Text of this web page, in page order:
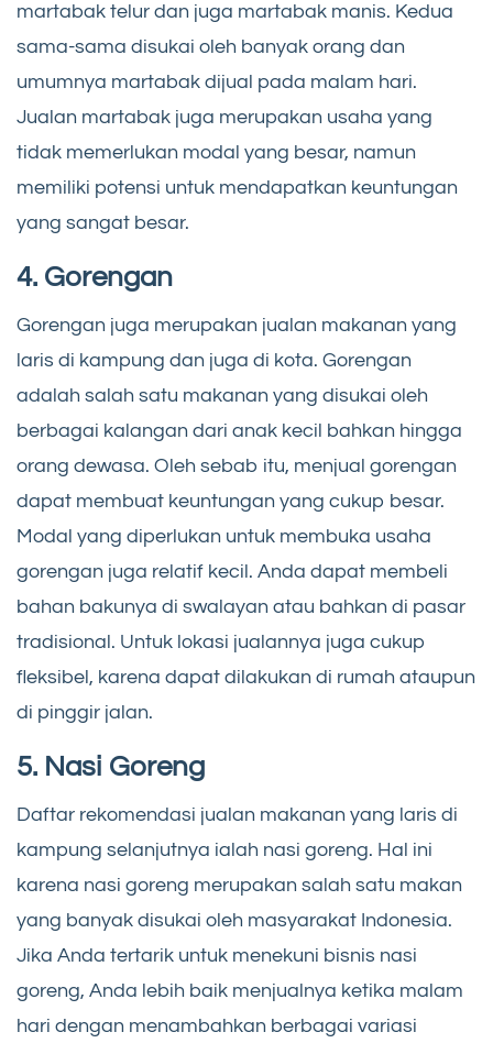
martabak telur dan juga martabak manis. Kedua
sama-sama disukai oleh banyak orang dan
umumnya martabak dijual pada malam hari.
Jualan martabak juga merupakan usaha yang
tidak memerlukan modal yang besar, namun
memiliki potensi untuk mendapatkan keuntungan
yang sangat besar.
4. Gorengan
Gorengan juga merupakan jualan makanan yang
laris di kampung dan juga di kota. Gorengan
adalah salah satu makanan yang disukai oleh
berbagai kalangan dari anak kecil bahkan hingga
orang dewasa. Oleh sebab itu, menjual gorengan
dapat membuat keuntungan yang cukup besar.
Modal yang diperlukan untuk membuka usaha
gorengan juga relatif kecil. Anda dapat membeli
bahan bakunya di swalayan atau bahkan di pasar
tradisional. Untuk lokasi jualannya juga cukup
fleksibel, karena dapat dilakukan di rumah ataupun
di pinggir jalan.
5. Nasi Goreng
Daftar rekomendasi jualan makanan yang laris di
kampung selanjutnya ialah nasi goreng. Hal ini
karena nasi goreng merupakan salah satu makan
yang banyak disukai oleh masyarakat Indonesia.
Jika Anda tertarik untuk menekuni bisnis nasi
goreng, Anda lebih baik menjualnya ketika malam
hari dengan menambahkan berbagai variasi